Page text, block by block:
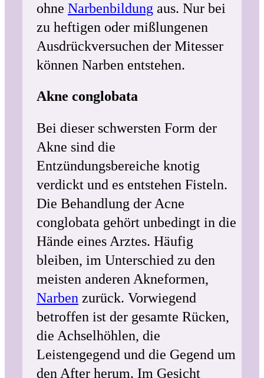
ohne Narbenbildung aus. Nur bei
zu heftigen oder mißlungenen
Ausdrückversuchen der Mitesser
können Narben entstehen.
Akne conglobata
Bei dieser schwersten Form der
Akne sind die
Entzündungsbereiche knotig
verdickt und es entstehen Fisteln.
Die Behandlung der Acne
conglobata gehört unbedingt in die
Hände eines Arztes. Häufig
bleiben, im Unterschied zu den
meisten anderen Akneformen,
Narben zurück. Vorwiegend
betroffen ist der gesamte Rücken,
die Achselhöhlen, die
Leistengegend und die Gegend um
den After herum. Im Gesicht